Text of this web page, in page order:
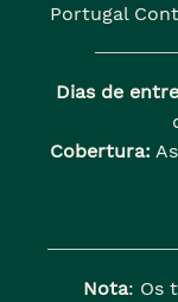
Portugal
Dias de
Cobertura:
Nota: Os